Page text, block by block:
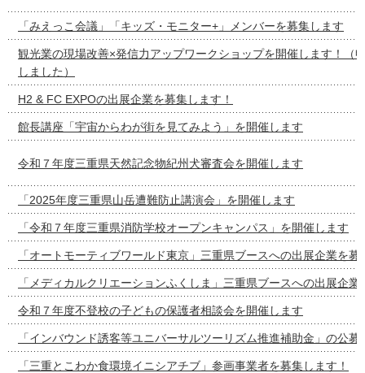
「みえっこ会議」「キッズ・モニター+」メンバーを募集します
観光業の現場改善×発信力アップワークショップを開催します！（
しました）
H2 & FC EXPOの出展企業を募集します！
館長講座「宇宙からわが街を見てみよう」を開催します
令和７年度三重県天然記念物紀州犬審査会を開催します
「2025年度三重県山岳遭難防止講演会」を開催します
「令和７年度三重県消防学校オープンキャンパス」を開催します
「オートモーティブワールド東京」三重県ブースへの出展企業を募
「メディカルクリエーションふくしま」三重県ブースへの出展企業
令和７年度不登校の子どもの保護者相談会を開催します
「インバウンド誘客等ユニバーサルツーリズム推進補助金」の公募
「三重とこわか食環境イニシアチブ」参画事業者を募集します！